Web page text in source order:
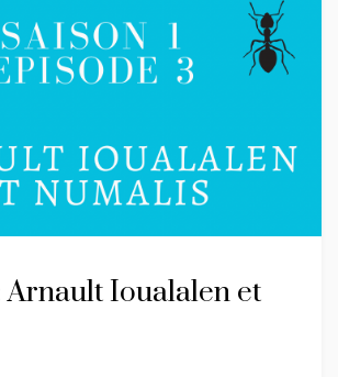
Arnault Ioualalen et